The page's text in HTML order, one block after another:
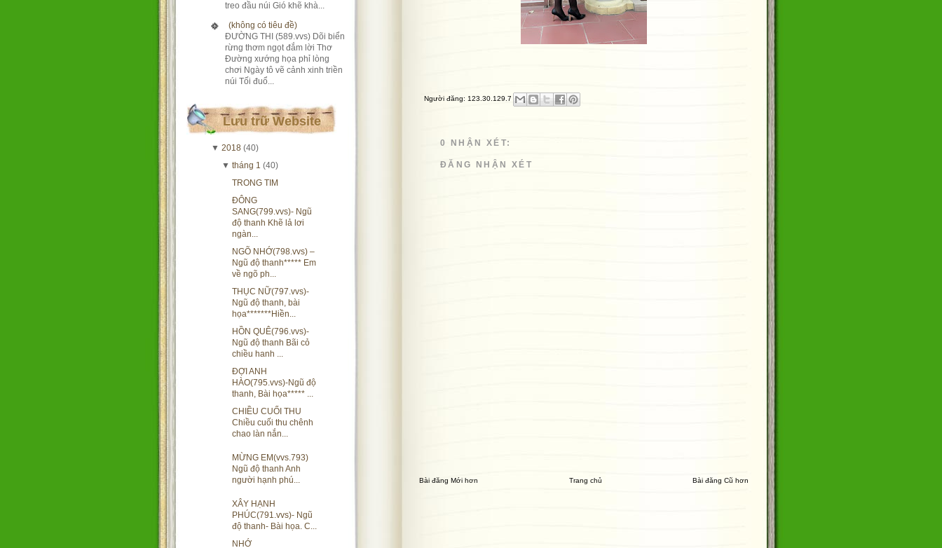
treo đầu núi Gió khẽ khà...
(không có tiêu đề)
ĐƯỜNG THI (589.vvs) Dõi biển
rừng thơm ngọt đắm lời Thơ
Đường xướng họa phỉ lòng
chơi Ngày tô vẽ cảnh xinh triền
núi Tối đuổ...
Lưu trữ Website
▼ 2018 (40)
▼ tháng 1 (40)
TRONG TIM
ĐÔNG
SANG(799.vvs)- Ngũ
độ thanh Khẽ lả lơi
ngàn...
NGÕ NHỚ(798.vvs) –
Ngũ độ thanh***** Em
về ngõ ph...
THỤC NỮ(797.vvs)-
Ngũ độ thanh, bài
họa*******Hiền...
HỒN QUÊ(796.vvs)-
Ngũ độ thanh Bãi cỏ
chiều hanh ...
ĐỢI ANH
HÀO(795.vvs)-Ngũ độ
thanh, Bài họa***** ...
CHIỀU CUỐI THU
Chiều cuối thu chênh
chao làn nắn...
MỪNG EM(vvs.793)
Ngũ độ thanh Anh
người hạnh phú...
XÂY HẠNH
PHÚC(791.vvs)- Ngũ
độ thanh- Bài họa. C...
NHỚ
Người đăng: 123.30.129.7
0 NHẬN XÉT:
ĐĂNG NHẬN XÉT
Bài đăng Mới hơn Bài đăng Cũ hơn
Trang chủ